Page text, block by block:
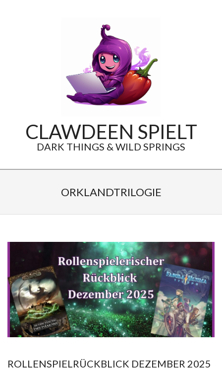
CLAWDEEN SPIELT
DARK THINGS & WILD SPRINGS
ORKLANDTRILOGIE
ROLLENSPIELRÜCKBLICK DEZEMBER 2025